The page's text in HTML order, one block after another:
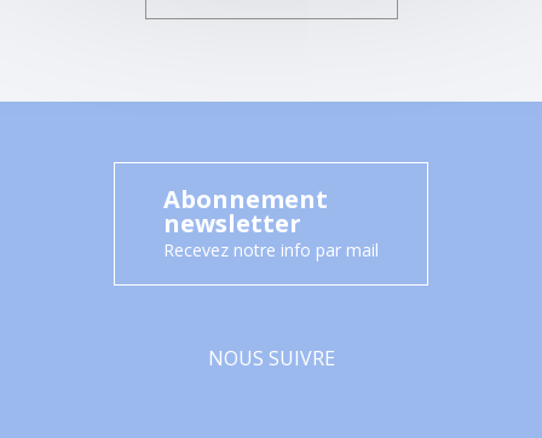
Abonnement
newsletter
Recevez notre info par mail
NOUS SUIVRE